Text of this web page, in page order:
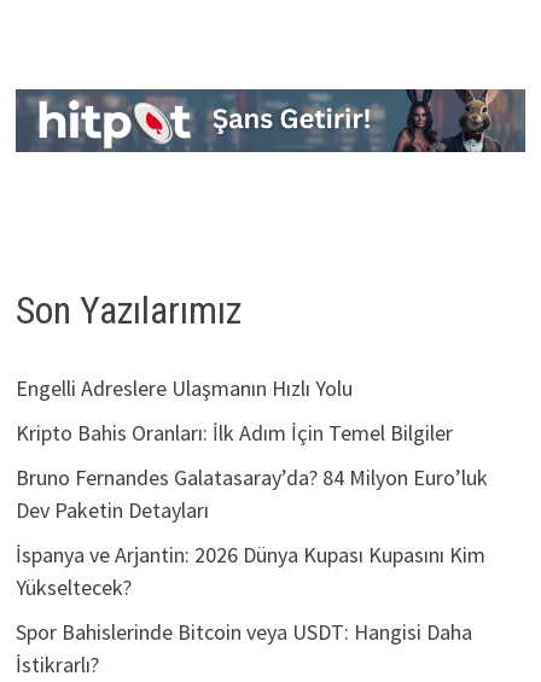
Son Yazılarımız
Engelli Adreslere Ulaşmanın Hızlı Yolu
Kripto Bahis Oranları: İlk Adım İçin Temel Bilgiler
Bruno Fernandes Galatasaray’da? 84 Milyon Euro’luk
Dev Paketin Detayları
İspanya ve Arjantin: 2026 Dünya Kupası Kupasını Kim
Yükseltecek?
Spor Bahislerinde Bitcoin veya USDT: Hangisi Daha
İstikrarlı?